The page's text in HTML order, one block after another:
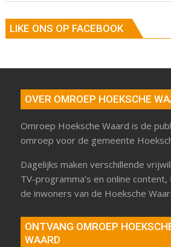
LIKE ONS OP FACEBOOK
OVER OMROEP HOEKSCHE
Omroep Hoeksche Waard is de
omroep voor de gemeente
Dagelijks maken verschillende
TV-programma’s en online
de inwoners van de Hoeksche
ONTVANG OMROEP
WAARD